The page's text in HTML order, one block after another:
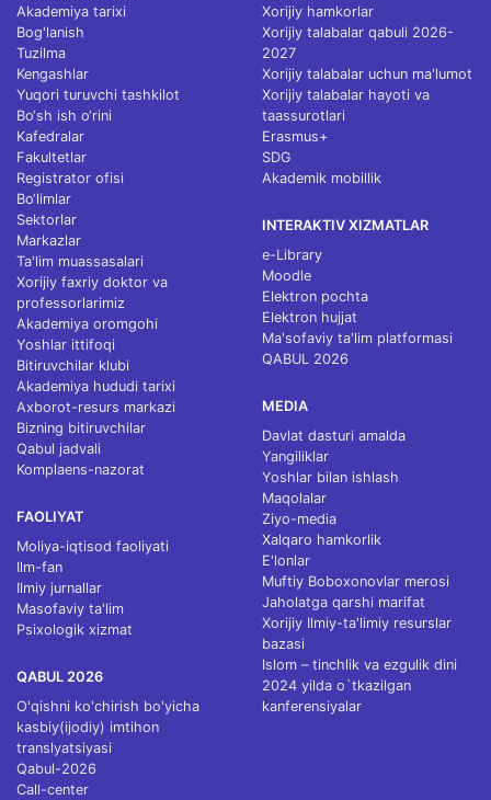
Akademiya tarixi
Bog'lanish
Tuzilma
Kengashlar
Yuqori turuvchi tashkilot
Bo‘sh ish o‘rini
Kafedralar
Fakultetlar
Registrator ofisi
Bo‘limlar
Sektorlar
Markazlar
Ta'lim muassasalari
Xorijiy faxriy doktor va
professorlarimiz
Akademiya oromgohi
Yoshlar ittifoqi
Bitiruvchilar klubi
Akademiya hududi tarixi
Axborot-resurs markazi
Bizning bitiruvchilar
Qabul jadvali
Komplaens-nazorat
FAOLIYAT
Moliya-iqtisod faoliyati
Ilm-fan
Ilmiy jurnallar
Masofaviy ta'lim
Psixologik xizmat
QABUL 2026
O'qishni ko'chirish bo'yicha
kasbiy(ijodiy) imtihon
translyatsiyasi
Qabul-2026
Call-center
Xorijiy hamkorlar
Xorijiy talabalar qabuli 2026-
2027
Xorijiy talabalar uchun ma'lumot
Xorijiy talabalar hayoti va
taassurotlari
Erasmus+
SDG
Akademik mobillik
INTERAKTIV XIZMATLAR
e-Library
Moodle
Elektron pochta
Elektron hujjat
Ma'sofaviy ta'lim platformasi
QABUL 2026
MEDIA
Davlat dasturi amalda
Yangiliklar
Yoshlar bilan ishlash
Maqolalar
Ziyo-media
Xalqaro hamkorlik
E'lonlar
Muftiy Boboxonovlar merosi
Jaholatga qarshi marifat
Xorijiy Ilmiy-ta'limiy resurslar
bazasi
Islom – tinchlik va ezgulik dini
2024 yilda o`tkazilgan
kanferensiyalar